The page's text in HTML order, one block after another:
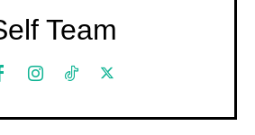
Team